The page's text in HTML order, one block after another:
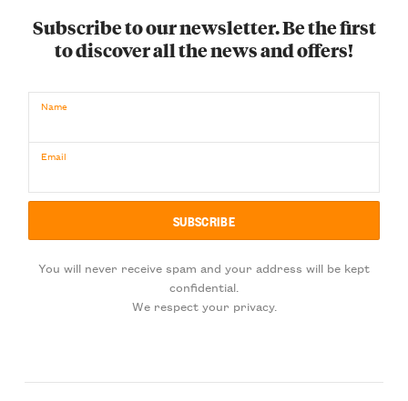
Subscribe to our newsletter. Be the first
to discover all the news and offers!
Name
Email
You will never receive spam and your address will be kept
confidential.
We respect your privacy.